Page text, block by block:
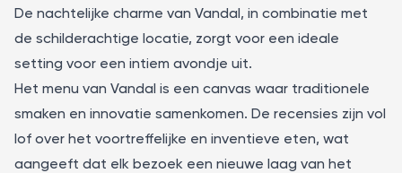
De nachtelijke charme van Vandal, in combinatie met
de schilderachtige locatie, zorgt voor een ideale
setting voor een intiem avondje uit.
Het menu van Vandal is een canvas waar traditionele
smaken en innovatie samenkomen. De recensies zijn vol
lof over het voortreffelijke en inventieve eten, wat
aangeeft dat elk bezoek een nieuwe laag van het